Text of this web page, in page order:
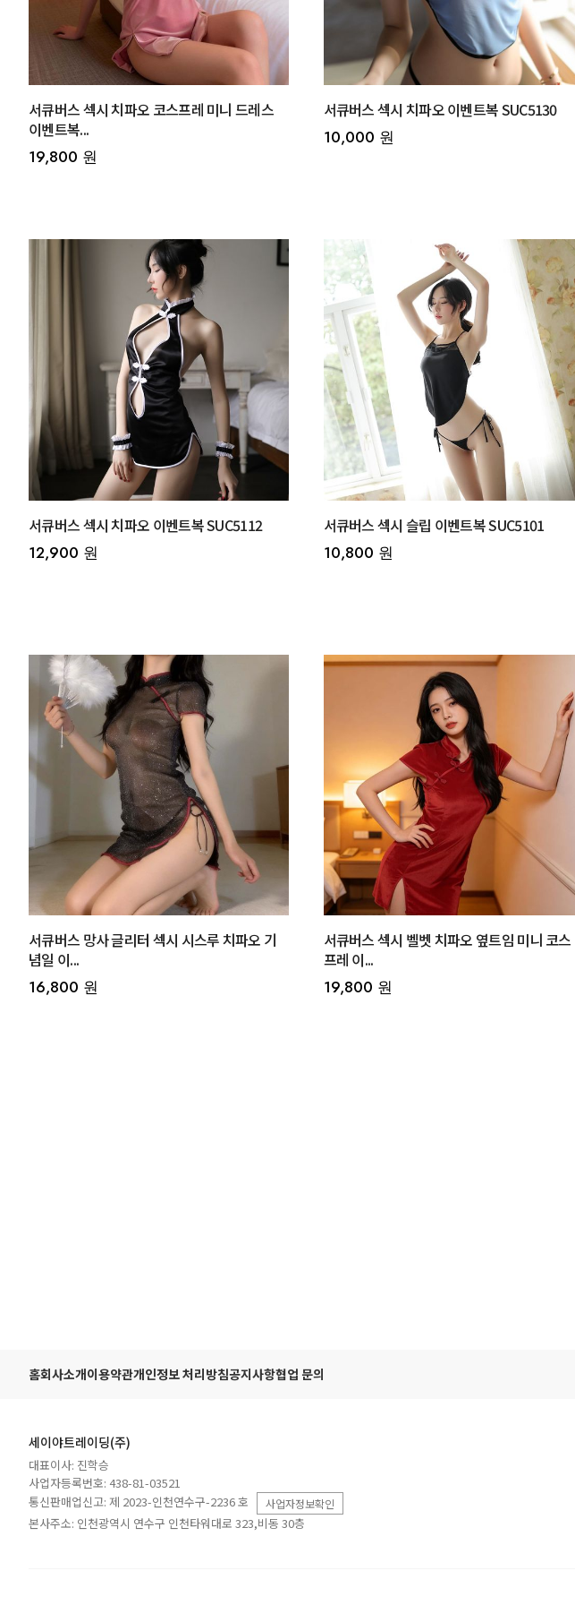
서큐버스 섹시 치파오 코스프레 미니 드레스
이벤트복...
19,800 원
서큐버스 섹시 치파오 이벤트복 SUC5130
10,000 원
서큐버스 섹시 치파오 이벤트복 SUC5112
12,900 원
서큐버스 섹시 슬립 이벤트복 SUC5101
10,800 원
서큐버스 망사 글리터 섹시 시스루 치파오 기
념일 이...
16,800 원
서큐버스 섹시 벨벳 치파오 옆트임 미니 코스
프레 이...
19,800 원
홈회사소개이용약관개인정보 처리방침공지사항협업 문의
세이야트레이딩(주)
대표이사: 진학승
사업자등록번호: 438-81-03521
통신판매업신고: 제 2023-인천연수구-2236 호
사업자정보확인
본사주소: 인천광역시 연수구 인천타워대로 323,비동 30층